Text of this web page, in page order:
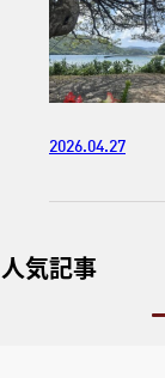
2026.04.27
人気記事